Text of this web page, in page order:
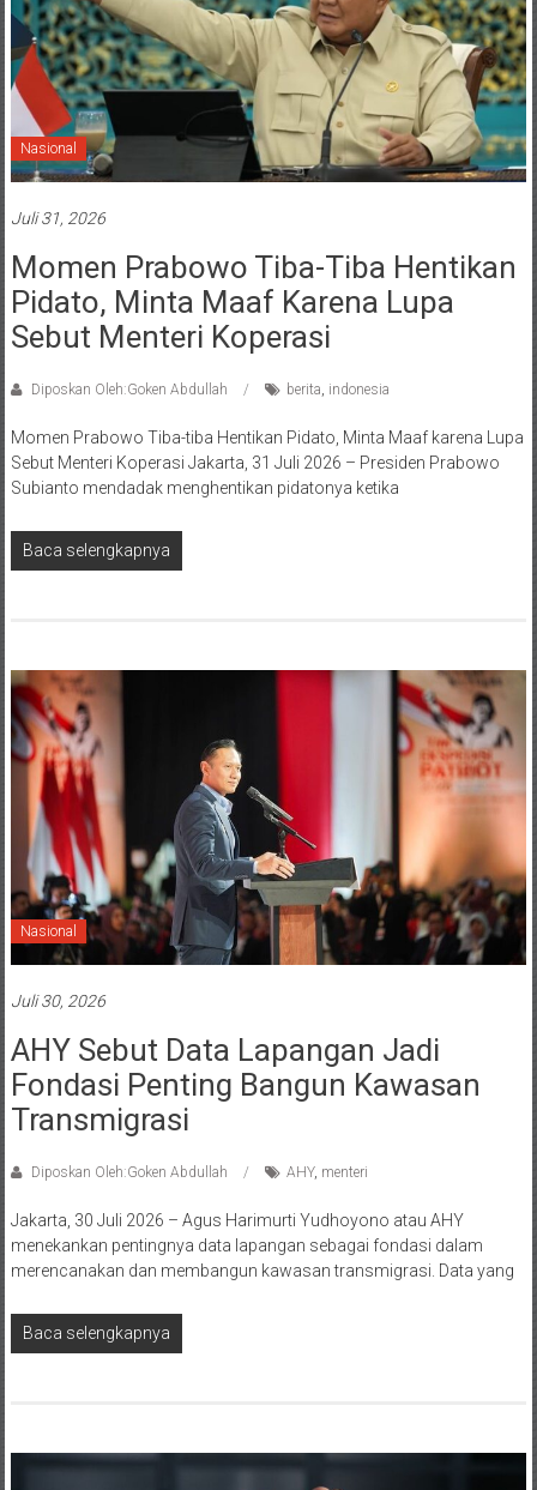
Nasional
Juli 31, 2026
Momen Prabowo Tiba-Tiba Hentikan
Pidato, Minta Maaf Karena Lupa
Sebut Menteri Koperasi
Diposkan Oleh:Goken Abdullah berita, indonesia
Momen Prabowo Tiba-tiba Hentikan Pidato, Minta Maaf karena Lupa
Sebut Menteri Koperasi Jakarta, 31 Juli 2026 – Presiden Prabowo
Subianto mendadak menghentikan pidatonya ketika
Baca selengkapnya
Nasional
Juli 30, 2026
AHY Sebut Data Lapangan Jadi
Fondasi Penting Bangun Kawasan
Transmigrasi
Diposkan Oleh:Goken Abdullah AHY, menteri
Jakarta, 30 Juli 2026 – Agus Harimurti Yudhoyono atau AHY
menekankan pentingnya data lapangan sebagai fondasi dalam
merencanakan dan membangun kawasan transmigrasi. Data yang
Baca selengkapnya